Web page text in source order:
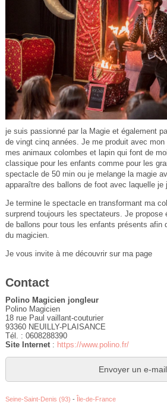
je suis passionné par la Magie et également
de vingt cinq années. Je me produit avec
mes animaux colombes et lapin qui font de
classique pour les enfants comme pour les
spectacle de 50 min ou je melange la magie
apparaître des ballons de foot avec laquelle je
Je termine le spectacle en transformant ma
surprend toujours les spectateurs. Je propose
de ballons pour tous les enfants présents afin
du magicien.
Je vous invite à me découvrir sur ma page
Contact
Polino Magicien jongleur
Polino Magicien
18 rue Paul vaillant-couturier
93360 NEUILLY-PLAISANCE
Tél. : 0608288390
Site Internet: https://www.polino.fr/
Envoyer un e-mail
Seine-Saint-Denis (93) - Île-de-France